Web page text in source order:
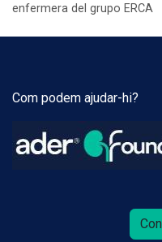
enfermera del grupo ERCA
Com podem ajudar-hi?